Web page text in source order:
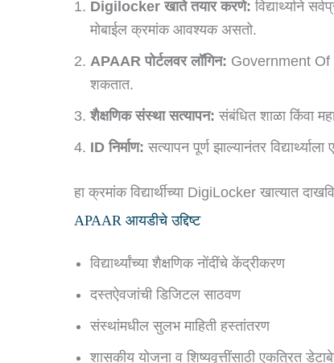
Digilocker खाते तयार करणे: विद्यार्थ्याने
मोबाईल क्रमांक आवश्यक असतो.
APAAR पोर्टलवर लॉगिन: Government Of
शकतात.
शैक्षणिक संस्था सत्यापन: संबंधित शाळा किंवा
ID निर्माण: सत्यापन पूर्ण झाल्यानंतर
हा क्रमांक विद्यार्थीच्या DigiLocker खात्यात
APAAR आयडीचे उद्दिष्ट
विद्यार्थ्यांच्या शैक्षणिक नोंदींचे केंद्रीकरण
दस्तऐवजांची डिजिटल साठवण
संस्थांमधील सुलभ माहिती हस्तांतरण
शासकीय योजना व शिष्यवृत्तींसाठी एकत्रित